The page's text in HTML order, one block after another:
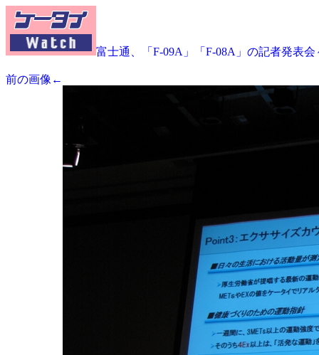
富士通、「F-09A」「F-08A」の記者発表
前の画像←